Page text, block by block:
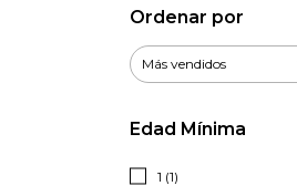
Ordenar por
Edad Mínima
1 (1)